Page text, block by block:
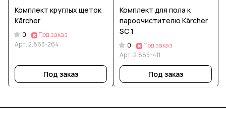
Комплект круглых щеток
Kärcher
0
Под заказ
Арт.2.863-264
Под заказ
Комплект для пола к
пароочистителю Kärcher
SC 1
0
Под заказ
Арт.2.885-411
Под заказ